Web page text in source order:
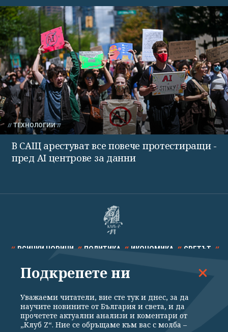
ТЕХНОЛОГИИ
В САЩ арестуват все повече протестиращи -
пред AI центрове за данни
ВСИЧКИ НОВИНИ ПОЛИТИКА ИКОНОМИКА СВЕТЪТ
СПОРТ КУЛТУРА ТЕХНОЛОГИИ КАЛЕЙДОСКОП
Подкрепете ни
Уважаеми читатели, вие сте тук и днес, за да
научите новините от България и света, и да
прочетете актуални анализи и коментари от
„Клуб Z“. Ние се обръщаме към вас с молба –